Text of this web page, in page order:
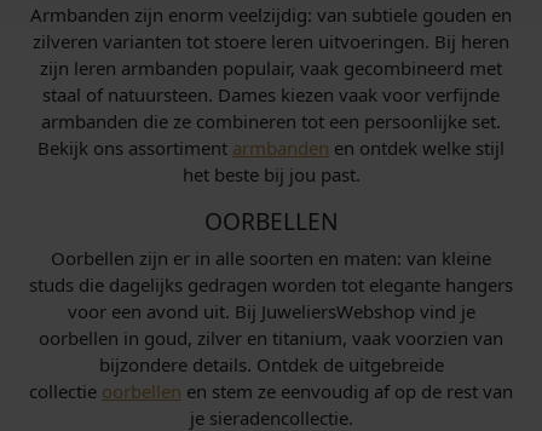
Armbanden zijn enorm veelzijdig: van subtiele gouden en
zilveren varianten tot stoere leren uitvoeringen. Bij heren
zijn leren armbanden populair, vaak gecombineerd met
staal of natuursteen. Dames kiezen vaak voor verfijnde
armbanden die ze combineren tot een persoonlijke set.
Bekijk ons assortiment armbanden en ontdek welke stijl
het beste bij jou past.
OORBELLEN
Oorbellen zijn er in alle soorten en maten: van kleine
studs die dagelijks gedragen worden tot elegante hangers
voor een avond uit. Bij JuweliersWebshop vind je
oorbellen in goud, zilver en titanium, vaak voorzien van
bijzondere details. Ontdek de uitgebreide
collectie oorbellen en stem ze eenvoudig af op de rest van
je sieradencollectie.